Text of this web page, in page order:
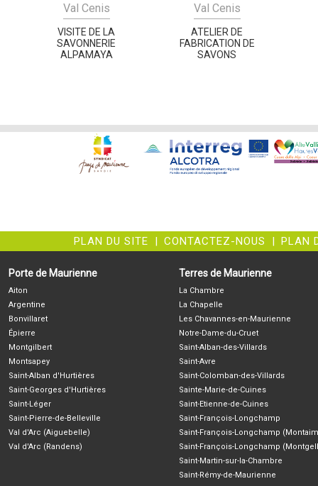
Val Cenis
VISITE DE LA
SAVONNERIE
ALPAMAYA
Val Cenis
ATELIER DE
FABRICATION DE
SAVONS
PLAN DU SITE | CONTACTEZ-NOUS | PLAN
Porte de Maurienne
Aiton
Argentine
Bonvillaret
Épierre
Montgilbert
Montsapey
Saint-Alban d'Hurtières
Saint-Georges d'Hurtières
Saint-Léger
Saint-Pierre-de-Belleville
Val d'Arc (Aiguebelle)
Val d'Arc (Randens)
Terres de Maurienne
La Chambre
La Chapelle
Les Chavannes-en-Maurienne
Notre-Dame-du-Cruet
Saint-Alban-des-Villards
Saint-Avre
Saint-Colomban-des-Villards
Sainte-Marie-de-Cuines
Saint-Etienne-de-Cuines
Saint-François-Longchamp
Saint-François-Longchamp
Saint-François-Longchamp
Saint-Martin-sur-la-Chambre
Saint-Rémy-de-Maurienne